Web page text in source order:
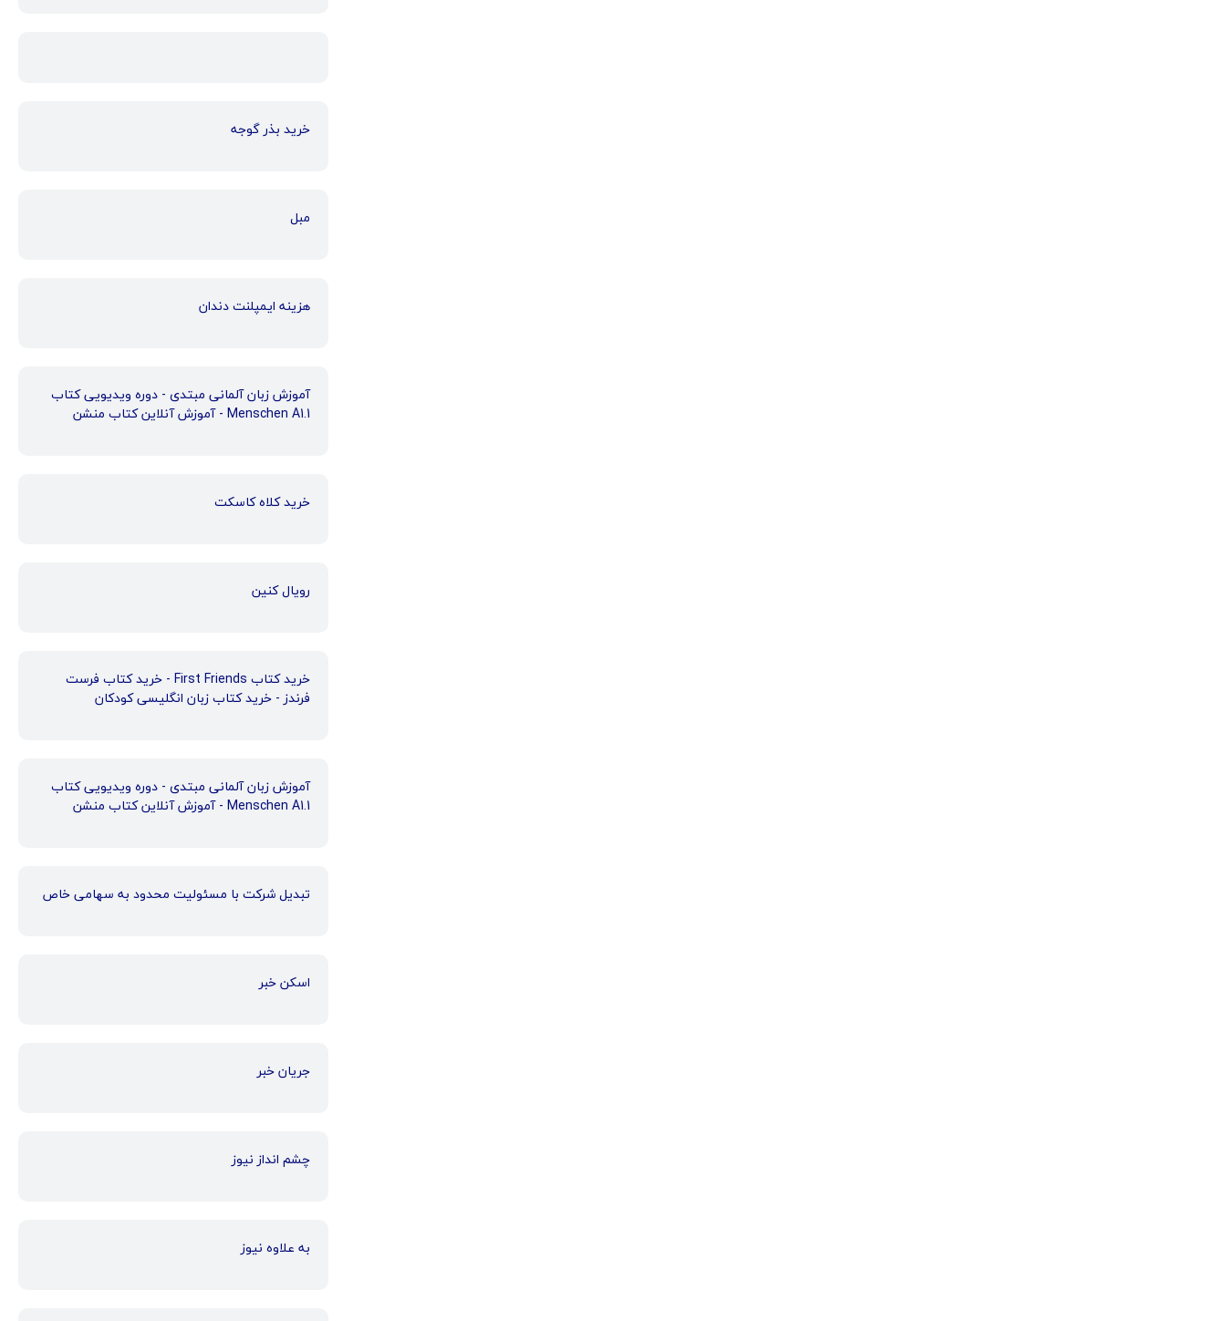
خرید بذر گوجه
مبل
هزینه ایمپلنت دندان
آموزش زبان آلمانی مبتدی - دوره ویدیویی کتاب
Menschen A1.1 - آموزش آنلاین کتاب منشن
خرید کلاه کاسکت
رویال کنین
خرید کتاب First Friends - خرید کتاب فرست
فرندز - خرید کتاب زبان انگلیسی کودکان
آموزش زبان آلمانی مبتدی - دوره ویدیویی کتاب
Menschen A1.1 - آموزش آنلاین کتاب منشن
تبدیل شرکت با مسئولیت محدود به سهامی خاص
اسکن خبر
جریان خبر
چشم انداز نیوز
به علاوه نیوز